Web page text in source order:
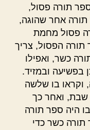
תורה פסול,
תורה אחר שהוגה,
פסול מחמת
תורה הפסול, צריך
כשר, ואפילו
בפשיעה ובמזיד.
וקראו בו שלשה
שבת, ואחר כך
היה ספר תורה
תורה כשר כדי